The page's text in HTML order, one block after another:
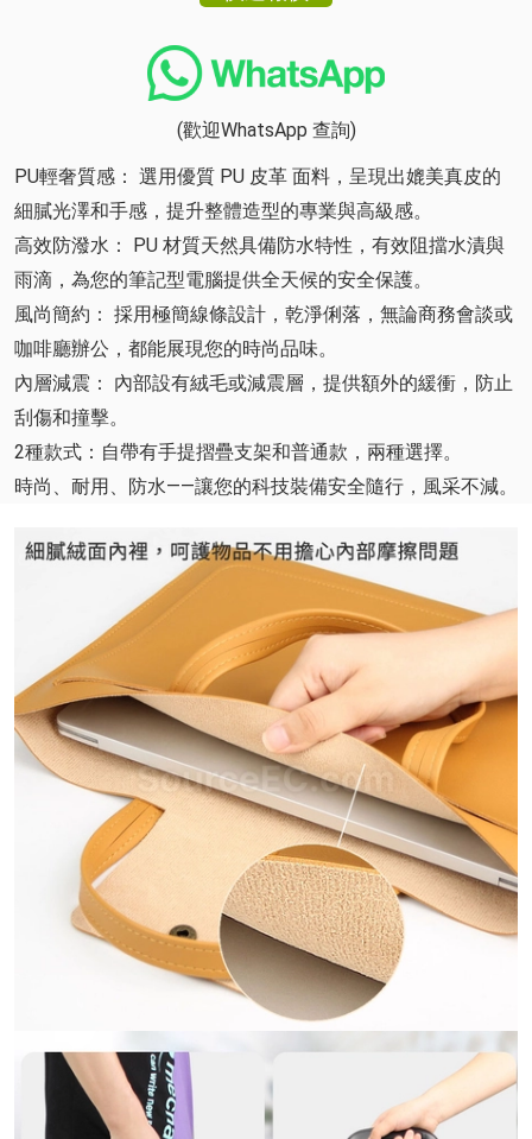
(歡迎WhatsApp 查詢)
PU輕奢質感： 選用優質 PU 皮革 面料，呈現出媲美真皮的
細膩光澤和手感，提升整體造型的專業與高級感。
高效防潑水： PU 材質天然具備防水特性，有效阻擋水漬與
雨滴，為您的筆記型電腦提供全天候的安全保護。
風尚簡約： 採用極簡線條設計，乾淨俐落，無論商務會談或
咖啡廳辦公，都能展現您的時尚品味。
內層減震： 內部設有絨毛或減震層，提供額外的緩衝，防止
刮傷和撞擊。
2種款式：自帶有手提摺疊支架和普通款，兩種選擇。
時尚、耐用、防水——讓您的科技裝備安全隨行，風采不減。